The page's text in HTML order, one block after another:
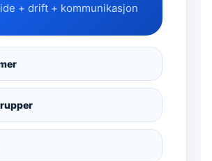
+ drift + kommunikasjon